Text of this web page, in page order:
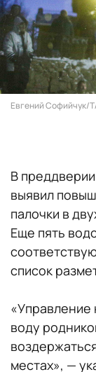
Евгений Софийчук/
В
выявил
палочки в
Еще пять
список
«Управление
воду
местах», —